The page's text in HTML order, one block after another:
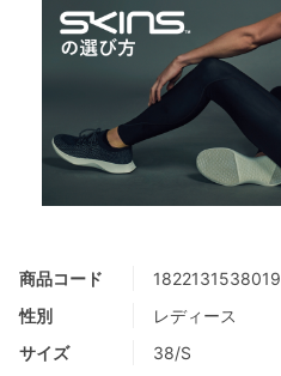
商品コード
1822131538019
性別
レディース
サイズ
38/S